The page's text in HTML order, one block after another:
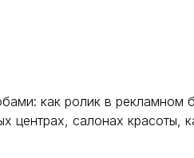
как ролик в рекламном
центрах, салонах красоты,